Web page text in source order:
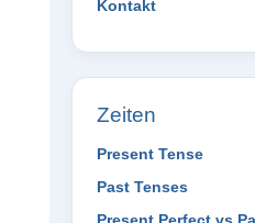
Kontakt
Zeiten
Present Tense
Past Tenses
Present Perfect vs